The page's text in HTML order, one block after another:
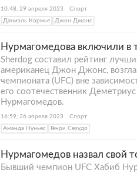
10:48, 29 апреля 2023
Спорт
Даниэль Кормье
Джон Джонс
Нурмагомедова включили в
Sherdog составил рейтинг
американец Джон Джонс,
чемпионата (UFC) вне
его соотечественник
Нурмагомедов.
16:59, 26 апреля 2023
Спорт
Аманда Нуньес
Генри Сехудо
Нурмагомедов назвал свой
Бывший чемпион UFC Хабиб